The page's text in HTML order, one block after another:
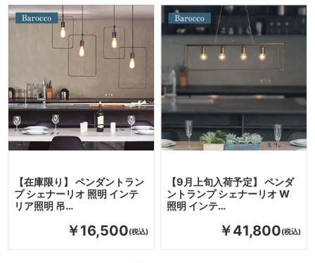
【在庫限り】 ペンダントラン
プ シェナーリオ 照明 インテ
リア照明 吊…
￥16,500
【9月上旬入荷予定】 ペンダ
ントランプ シェナーリオ W
照明 インテ…
￥41,800